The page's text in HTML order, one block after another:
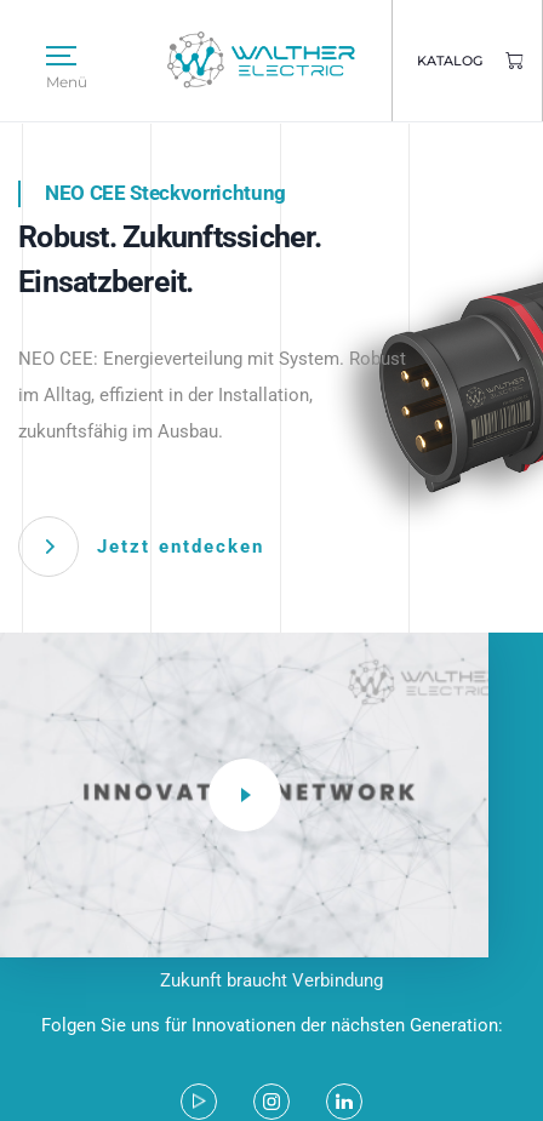
Menü
KATALOG
Intelligente Stromverteilung
beginnt hier.
NEO CEE Steckvorrichtung
Robust. Zukunftssicher.
Einsatzbereit.
NEO CEE: Energieverteilung mit System. Robust
im Alltag, effizient in der Installation,
zukunftsfähig im Ausbau.
Jetzt entdecken
Intelligenz trifft Energie.
Anwendungen – robust, IP-geschützt und
zukunftsfähig.
Zukunft braucht Verbindung
Folgen Sie uns für Innovationen der nächsten Generation: